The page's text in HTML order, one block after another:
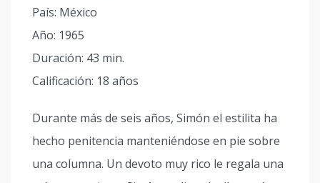
País: México
Año: 1965
Duración: 43 min.
Calificación: 18 años
Durante más de seis años, Simón el estilita ha
hecho penitencia manteniéndose en pie sobre
una columna. Un devoto muy rico le regala una